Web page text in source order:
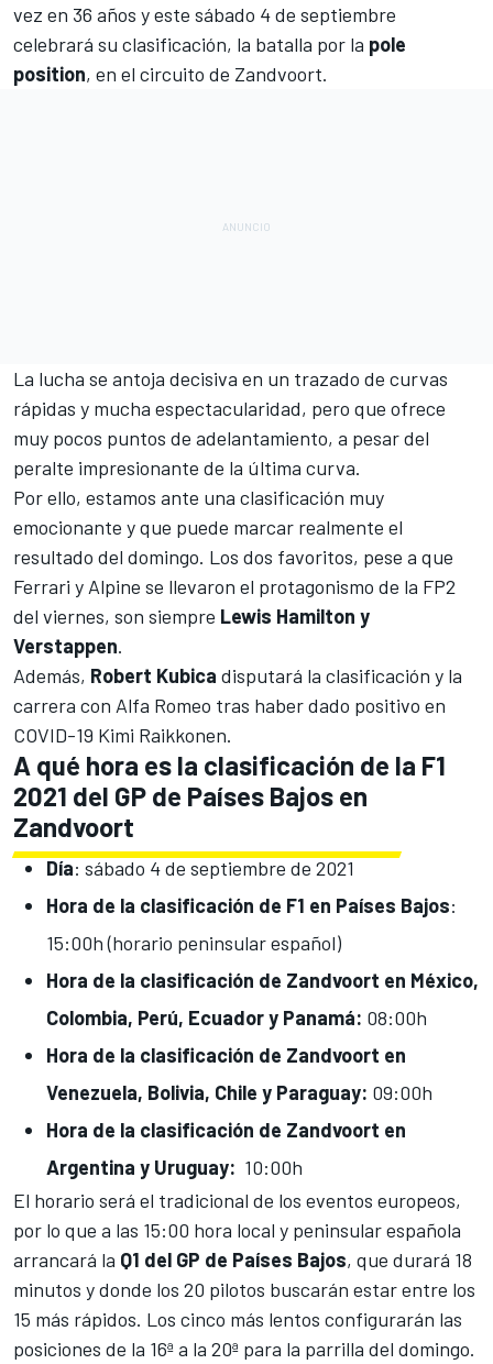
vez en 36 años y este sábado 4 de septiembre
celebrará su clasificación, la batalla por la pole
position, en el circuito de Zandvoort.
La lucha se antoja decisiva en un trazado de curvas
rápidas y mucha espectacularidad, pero que ofrece
muy pocos puntos de adelantamiento, a pesar del
peralte impresionante de la última curva.
Por ello, estamos ante una clasificación muy
emocionante y que puede marcar realmente el
resultado del domingo. Los dos favoritos, pese a que
Ferrari y Alpine se llevaron el protagonismo de la FP2
del viernes, son siempre Lewis Hamilton y
Verstappen.
Además, Robert Kubica disputará la clasificación y la
carrera con Alfa Romeo tras haber dado positivo en
COVID-19 Kimi Raikkonen.
A qué hora es la clasificación de la F1
2021 del GP de Países Bajos en
Zandvoort
Día: sábado 4 de septiembre de 2021
Hora de la clasificación de F1 en Países Bajos:
15:00h (horario peninsular español)
Hora de la clasificación de Zandvoort en México,
Colombia, Perú, Ecuador y Panamá: 08:00h
Hora de la clasificación de Zandvoort en
Venezuela, Bolivia, Chile y Paraguay: 09:00h
Hora de la clasificación de Zandvoort en
Argentina y Uruguay: 10:00h
El horario será el tradicional de los eventos europeos,
por lo que a las 15:00 hora local y peninsular española
arrancará la Q1 del GP de Países Bajos, que durará 18
minutos y donde los 20 pilotos buscarán estar entre los
15 más rápidos. Los cinco más lentos configurarán las
posiciones de la 16ª a la 20ª para la parrilla del domingo.